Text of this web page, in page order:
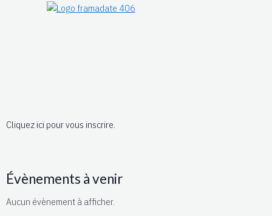
Cliquez ici pour vous inscrire.
Évènements à venir
Aucun évènement à afficher.